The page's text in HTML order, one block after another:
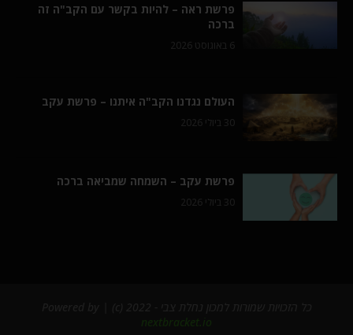
פרשת ראה – להיות בקשר עם הקב"ה זה
ברכה
6 באוגוסט 2026
העולם נגדנו הקב"ה איתנו – פרשת עקב
30 ביולי 2026
פרשת עקב – השמחה שמביאה ברכה
30 ביולי 2026
nextbracket.io